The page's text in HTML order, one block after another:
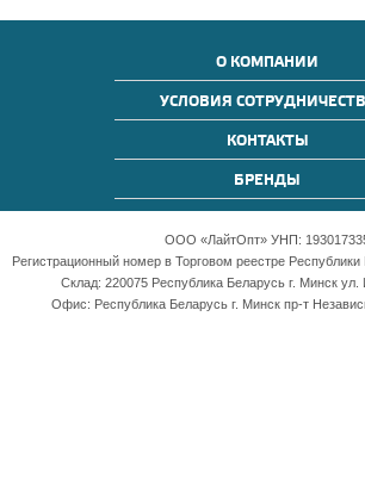
О КОМПАНИИ
УСЛОВИЯ
КОНТАКТЫ
БРЕНДЫ
ООО «ЛайтОпт» УНП:
Регистрационный номер в Торговом реестре Республики
Склад: 220075 Республика Беларусь г. Минск
Офис: Республика Беларусь г. Минск пр-т